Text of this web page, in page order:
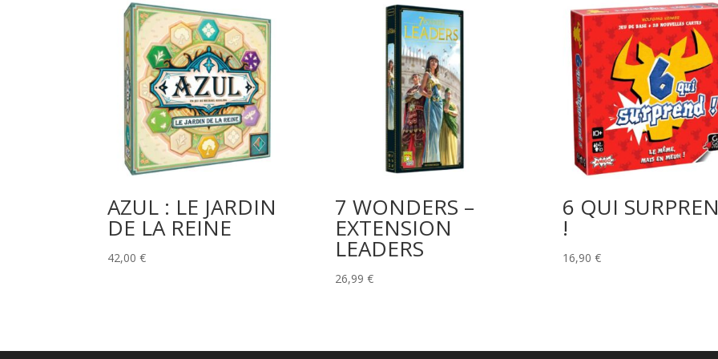
AZUL : LE JARDIN
DE LA REINE
42,00€
7 WONDERS –
EXTENSION
LEADERS
26,99 €
6 QUI
!
16,90 €